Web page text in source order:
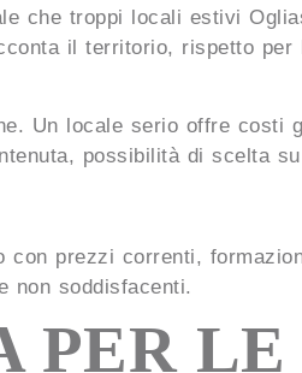
che troppi locali estivi
il territorio, rispetto per
Un locale serio offre costi
possibilità di scelta
con prezzi correnti,
non soddisfacenti.
PER